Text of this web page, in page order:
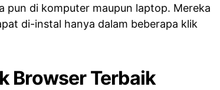
pun di komputer maupun laptop. Mereka
di-instal hanya dalam beberapa klik
Browser Terbaik